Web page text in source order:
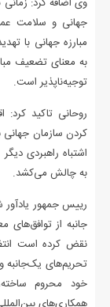
جهانی و سلامت
مبارزه جهانی با
به معنای تضعیف
توجیه‌ناپذیر است.
روحانی تاکید کرد:
کردن سازمان جهانی
اشتباه راهبردی
به چالش می‌کشد.
رییس جمهور یادآور
جانبه از توافق‌های
نقض کرده است
تحریم‌های یک‌جانبه
خود محروم